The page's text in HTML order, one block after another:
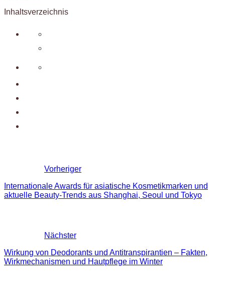
Inhaltsverzeichnis
Vorheriger
Internationale Awards für asiatische Kosmetikmarken und
aktuelle Beauty-Trends aus Shanghai, Seoul und Tokyo
Nächster
Wirkung von Deodorants und Antitranspirantien – Fakten,
Wirkmechanismen und Hautpflege im Winter